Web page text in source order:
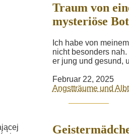
Traum von
mysteriöse
Ich habe von
nicht besonders
er jung und gesund,
Februar 22, 2025
Angstträume und